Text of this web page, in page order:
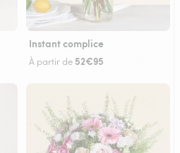
Instant complice
À partir de 52€95